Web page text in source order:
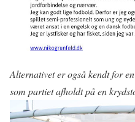
Alternativet er også kendt for
som partiet afholdt på en